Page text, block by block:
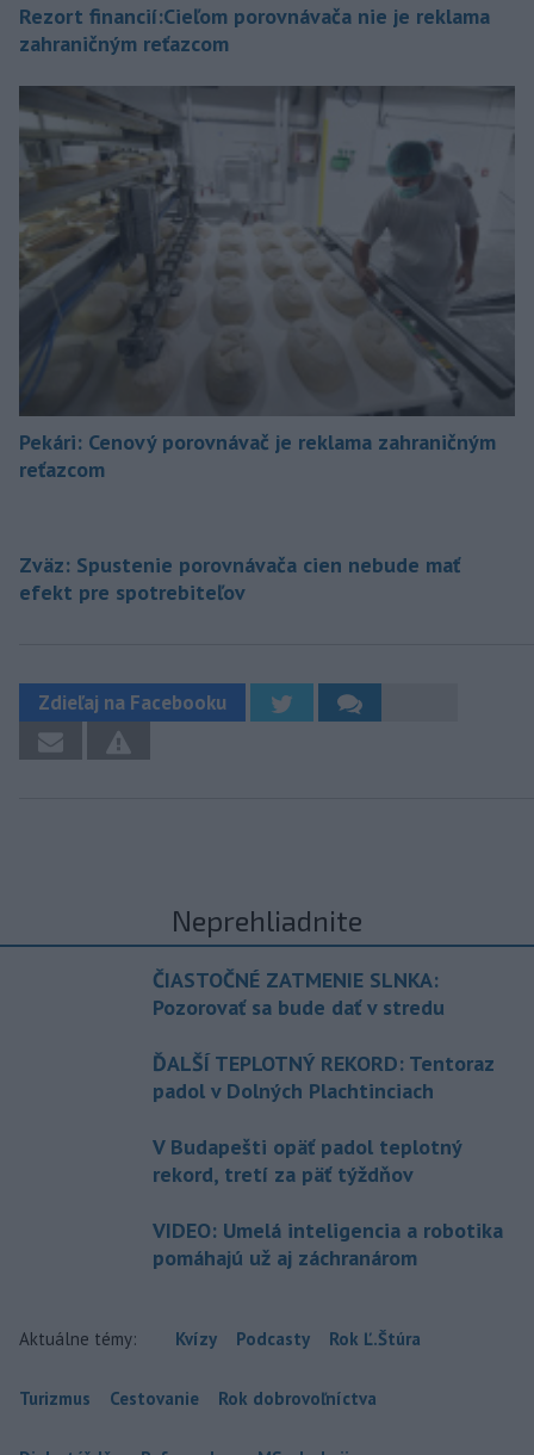
Rezort financií:Cieľom porovnávača nie je reklama
zahraničným reťazcom
Pekári: Cenový porovnávač je reklama zahraničným
reťazcom
Zväz: Spustenie porovnávača cien nebude mať
efekt pre spotrebiteľov
Zdieľaj na Facebooku
Neprehliadnite
ČIASTOČNÉ ZATMENIE SLNKA:
Pozorovať sa bude dať v stredu
ĎALŠÍ TEPLOTNÝ REKORD: Tentoraz
padol v Dolných Plachtinciach
V Budapešti opäť padol teplotný
rekord, tretí za päť týždňov
VIDEO: Umelá inteligencia a robotika
pomáhajú už aj záchranárom
Aktuálne témy: Kvízy Podcasty Rok Ľ.Štúra
Turizmus Cestovanie Rok dobrovoľníctva